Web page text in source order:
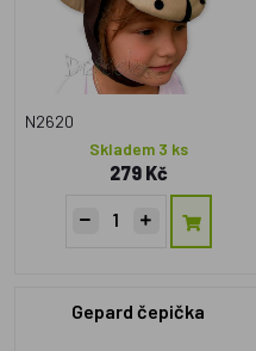
N2620
Skladem 3 ks
279 Kč
Gepard čepička